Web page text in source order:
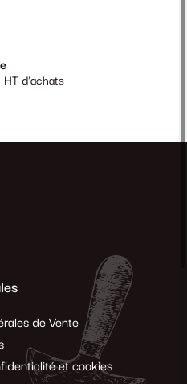
d'achats
de Vente
et cookies